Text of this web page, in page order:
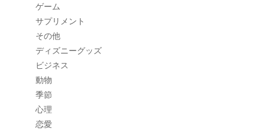
ゲーム
サプリメント
その他
ディズニーグッズ
ビジネス
動物
季節
心理
恋愛